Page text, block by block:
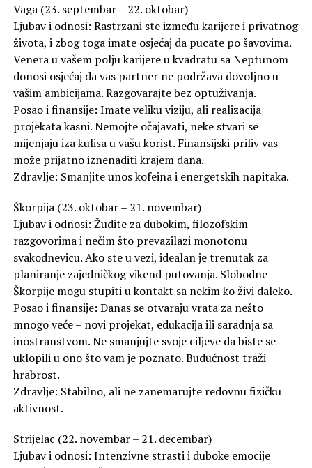
Vaga (23. septembar – 22. oktobar)
Ljubav i odnosi: Rastrzani ste između karijere i privatnog
života, i zbog toga imate osjećaj da pucate po šavovima.
Venera u vašem polju karijere u kvadratu sa Neptunom
donosi osjećaj da vas partner ne podržava dovoljno u
vašim ambicijama. Razgovarajte bez optuživanja.
Posao i finansije: Imate veliku viziju, ali realizacija
projekata kasni. Nemojte očajavati, neke stvari se
mijenjaju iza kulisa u vašu korist. Finansijski priliv vas
može prijatno iznenaditi krajem dana.
Zdravlje: Smanjite unos kofeina i energetskih napitaka.
Škorpija (23. oktobar – 21. novembar)
Ljubav i odnosi: Žudite za dubokim, filozofskim
razgovorima i nečim što prevazilazi monotonu
svakodnevicu. Ako ste u vezi, idealan je trenutak za
planiranje zajedničkog vikend putovanja. Slobodne
Škorpije mogu stupiti u kontakt sa nekim ko živi daleko.
Posao i finansije: Danas se otvaraju vrata za nešto
mnogo veće – novi projekat, edukacija ili saradnja sa
inostranstvom. Ne smanjujte svoje ciljeve da biste se
uklopili u ono što vam je poznato. Budućnost traži
hrabrost.
Zdravlje: Stabilno, ali ne zanemarujte redovnu fizičku
aktivnost.
Strijelac (22. novembar – 21. decembar)
Ljubav i odnosi: Intenzivne strasti i duboke emocije